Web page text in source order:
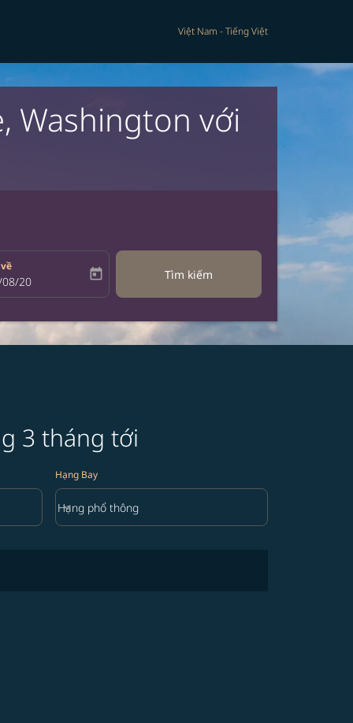
Việt Nam -Tiếng Việt
Washington với
return-date-aria-label
20 today Tìm kiếm
3 tháng tới
Hạng Bay
Hạng Bay option Hạng phổ thông Selected
Hạng phổ thông
keyboard_arrow_down